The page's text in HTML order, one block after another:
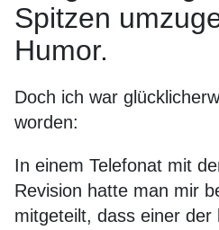
Spitzen
Humor.
Doch ich war
worden:
In einem Telefonat mit
Revision hatte man mir
mitgeteilt, dass einer der